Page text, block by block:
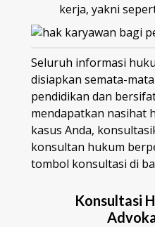
kerja, yakni
Seluruh informasi
disiapkan semata-
pendidikan dan
mendapatkan nasihat
kasus Anda,
konsultan hukum
tombol konsultasi di
Konsultasi